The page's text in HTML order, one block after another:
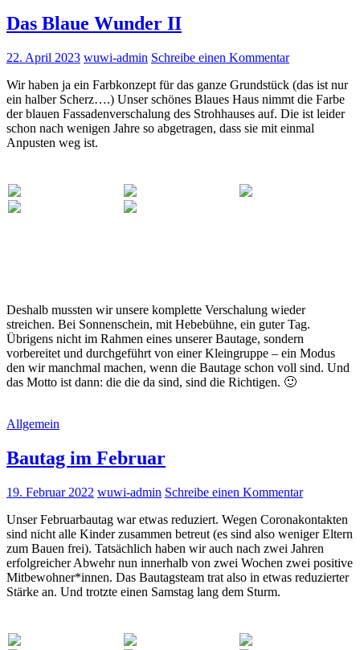
Das Blaue Wunder II
22. April 2023 wuwi-admin Schreibe einen Kommentar
Wir haben ja ein Farbkonzept für das ganze Grundstück (das ist nur
ein halber Scherz….) Unser schönes Blaues Haus nimmt die Farbe
der blauen Fassadenverschalung des Strohhauses auf. Die ist leider
schon nach wenigen Jahre so abgetragen, dass sie mit einmal
Anpusten weg ist.
Deshalb mussten wir unsere komplette Verschalung wieder
streichen. Bei Sonnenschein, mit Hebebühne, ein guter Tag.
Übrigens nicht im Rahmen eines unserer Bautage, sondern
vorbereitet und durchgeführt von einer Kleingruppe – ein Modus
den wir manchmal machen, wenn die Bautage schon voll sind. Und
das Motto ist dann: die die da sind, sind die Richtigen. 🙂
Allgemein
Bautag im Februar
19. Februar 2022 wuwi-admin Schreibe einen Kommentar
Unser Februarbautag war etwas reduziert. Wegen Coronakontakten
sind nicht alle Kinder zusammen betreut (es sind also weniger Eltern
zum Bauen frei). Tatsächlich haben wir auch nach zwei Jahren
erfolgreicher Abwehr nun innerhalb von zwei Wochen zwei positive
Mitbewohner*innen. Das Bautagsteam trat also in etwas reduzierter
Stärke an. Und trotzte einen Samstag lang dem Sturm.